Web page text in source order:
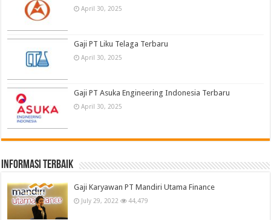
April 30, 2025
Gaji PT Liku Telaga Terbaru
April 30, 2025
Gaji PT Asuka Engineering Indonesia Terbaru
April 30, 2025
informasi terbaik
Gaji Karyawan PT Mandiri Utama Finance
July 29, 2022 44,479